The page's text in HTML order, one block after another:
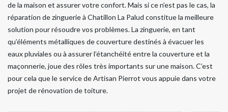
de la maison et assurer votre confort. Mais si ce n’est pas le cas, la
réparation de zinguerie à Chatillon La Palud constitue la meilleure
solution pour résoudre vos problèmes. La zinguerie, en tant
qu’éléments métalliques de couverture destinés à évacuer les
eaux pluviales ou à assurer l’étanchéité entre la couverture et la
maçonnerie, joue des rôles très importants sur une maison. C’est
pour cela que le service de Artisan Pierrot vous appuie dans votre
projet de rénovation de toiture.